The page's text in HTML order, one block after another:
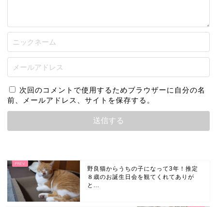
次回のコメントで使用するためブラウザーに自分の名
前、メールアドレス、サイトを保存する。
野良猫からうちの子になって3年！推定
８歳のお誕生日会を観てくれてありが
と...